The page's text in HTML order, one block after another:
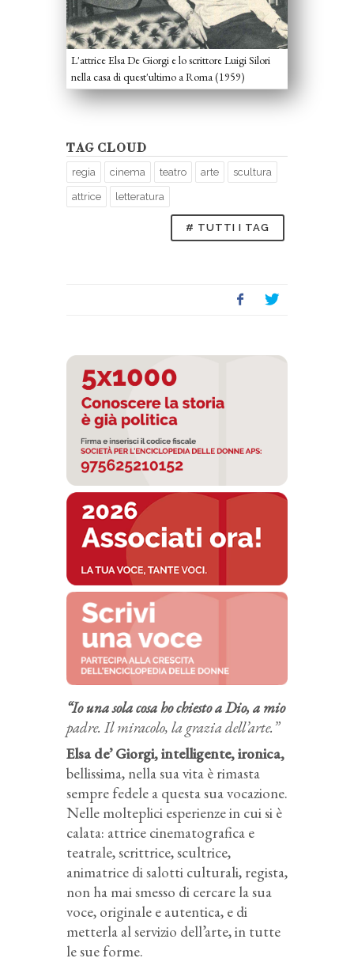
L'attrice Elsa De Giorgi e lo scrittore Luigi Silori
nella casa di quest'ultimo a Roma (1959)
TAG CLOUD
regia cinema teatro arte scultura
attrice letteratura
# TUTTI I TAG
“Io una sola cosa ho chiesto a Dio, a mio
padre. Il miracolo, la grazia dell’arte.”
Elsa de’ Giorgi, intelligente, ironica,
bellissima, nella sua vita è rimasta
sempre fedele a questa sua vocazione.
Nelle molteplici esperienze in cui si è
calata: attrice cinematografica e
teatrale, scrittrice, scultrice,
animatrice di salotti culturali, regista,
non ha mai smesso di cercare la sua
voce, originale e autentica, e di
metterla al servizio dell’arte, in tutte
le sue forme.